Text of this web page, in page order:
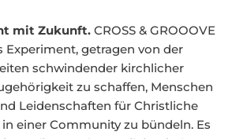
mit Zukunft.CROSS & GROOOVE
Experiment, getragen von der
schwindender kirchlicher
zu schaffen, Menschen
Leidenschaften für Christliche
einer Community zu bündeln. Es